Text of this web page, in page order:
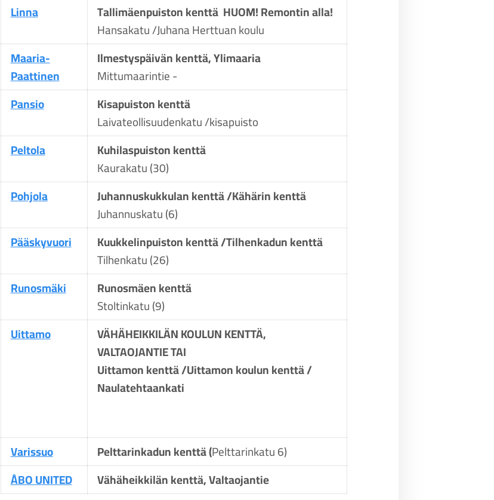
Linna
Tallimäenpuiston kenttä HUOM! Remontin alla!
Hansakatu /Juhana Herttuan koulu
Maaria-
Paattinen
Ilmestyspäivän kenttä, Ylimaaria
Mittumaarintie -
Pansio
Kisapuiston kenttä
Laivateollisuudenkatu /kisapuisto
Peltola
Kuhilaspuiston kenttä
Kaurakatu (30)
Pohjola
Juhannuskukkulan kenttä /Kähärin kenttä
Juhannuskatu (6)
Pääskyvuori
Kuukkelinpuiston kenttä /Tilhenkadun kenttä
Tilhenkatu (26)
Runosmäki
Runosmäen kenttä
Stoltinkatu (9)
Uittamo
VÄHÄHEIKKILÄN KOULUN KENTTÄ,
VALTAOJANTIE TAI
Uittamon kenttä /Uittamon koulun kenttä /
Naulatehtaankati
Varissuo Pelttarinkadun kenttä (Pelttarinkatu 6)
ÅBO UNITED
Vähäheikkilän kenttä, Valtaojantie